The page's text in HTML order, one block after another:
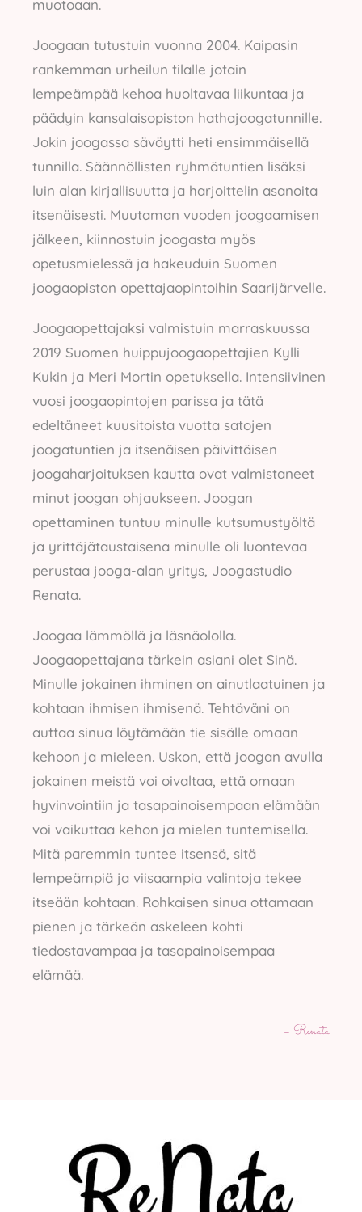
muotoaan.
Joogaan tutustuin vuonna 2004. Kaipasin
rankemman urheilun tilalle jotain
lempeämpää kehoa huoltavaa liikuntaa ja
päädyin kansalaisopiston hathajoogatunnille.
Jokin joogassa säväytti heti ensimmäisellä
tunnilla. Säännöllisten ryhmätuntien lisäksi
luin alan kirjallisuutta ja harjoittelin asanoita
itsenäisesti. Muutaman vuoden joogaamisen
jälkeen, kiinnostuin joogasta myös
opetusmielessä ja hakeuduin Suomen
joogaopiston opettajaopintoihin Saarijärvelle.
Joogaopettajaksi valmistuin marraskuussa
2019 Suomen huippujoogaopettajien Kylli
Kukin ja Meri Mortin opetuksella. Intensiivinen
vuosi joogaopintojen parissa ja tätä
edeltäneet kuusitoista vuotta satojen
joogatuntien ja itsenäisen päivittäisen
joogaharjoituksen kautta ovat valmistaneet
minut joogan ohjaukseen. Joogan
opettaminen tuntuu minulle kutsumustyöltä
ja yrittäjätaustaisena minulle oli luontevaa
perustaa jooga-alan yritys, Joogastudio
Renata.
Joogaa lämmöllä ja läsnäololla.
Joogaopettajana tärkein asiani olet Sinä.
Minulle jokainen ihminen on ainutlaatuinen ja
kohtaan ihmisen ihmisenä. Tehtäväni on
auttaa sinua löytämään tie sisälle omaan
kehoon ja mieleen. Uskon, että joogan avulla
jokainen meistä voi oivaltaa, että omaan
hyvinvointiin ja tasapainoisempaan elämään
voi vaikuttaa kehon ja mielen tuntemisella.
Mitä paremmin tuntee itsensä, sitä
lempeämpiä ja viisaampia valintoja tekee
itseään kohtaan. Rohkaisen sinua ottamaan
pienen ja tärkeän askeleen kohti
tiedostavampaa ja tasapainoisempaa
elämää.
– Renata